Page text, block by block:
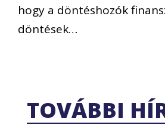
hogy a döntéshozók
döntések…
TOVÁBBI